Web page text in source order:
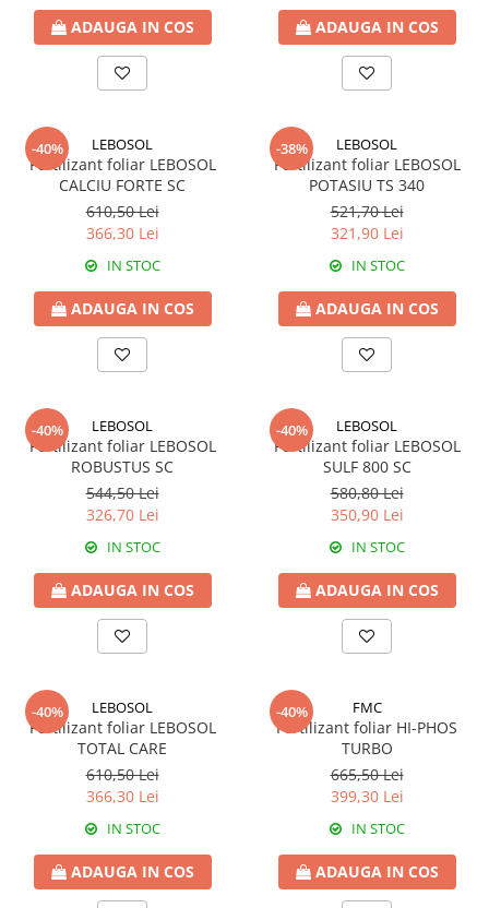
Insecticide
Fertilizanți foliari
CEAPĂ
Erbicide
Insecticide
Fertilizanți foliari
CEREALE
Tratament semințe
Biostimulatori
Fertilizanți foliari
Adjuvanți
CEREALE DE PRIMĂVARĂ
Insecticide
Fertilizanți foliari
CEREALE DE TOAMNĂ
Fertilizanți foliari
CEREALE PĂIOASE
Tratament semințe
Insecticide
Biostimulatori
Fertilizanți foliari
CHIMEN
Insecticide
DOVLECEI
Insecticide
Fertilizanți foliari
FASOLE BOABE
Insecticide
FASOLE PĂSTĂI
Insecticide
FLOAREA SOARELUI
Tratament semințe
Fungicide
Insecticide
Biostimulatori
Fertilizanți foliari
Dezinfectant sol
Fungicide
Fertilizanți foliari
SÂMBUROASE
Insecticide
Acaricide
Biostimulatori
Fertilizanți foliari
Insecticide
ADAUGA IN COS ADAUGA IN COS
-40% LEBOSOL
Fertilizant foliar LEBOSOL
CALCIU FORTE SC
610,50 Lei
366,30 Lei
IN STOC
ADAUGA IN COS
-38% LEBOSOL
Fertilizant foliar LEBOSOL
POTASIU TS 340
521,70 Lei
321,90 Lei
IN STOC
ADAUGA IN COS
-40% LEBOSOL
Fertilizant foliar LEBOSOL
ROBUSTUS SC
544,50 Lei
326,70 Lei
IN STOC
ADAUGA IN COS
-40% LEBOSOL
Fertilizant foliar LEBOSOL
SULF 800 SC
580,80 Lei
350,90 Lei
IN STOC
ADAUGA IN COS
-40% LEBOSOL
Fertilizant foliar LEBOSOL
TOTAL CARE
610,50 Lei
366,30 Lei
IN STOC
ADAUGA IN COS
-40% FMC
Fertilizant foliar HI-PHOS
TURBO
665,50 Lei
399,30 Lei
IN STOC
ADAUGA IN COS